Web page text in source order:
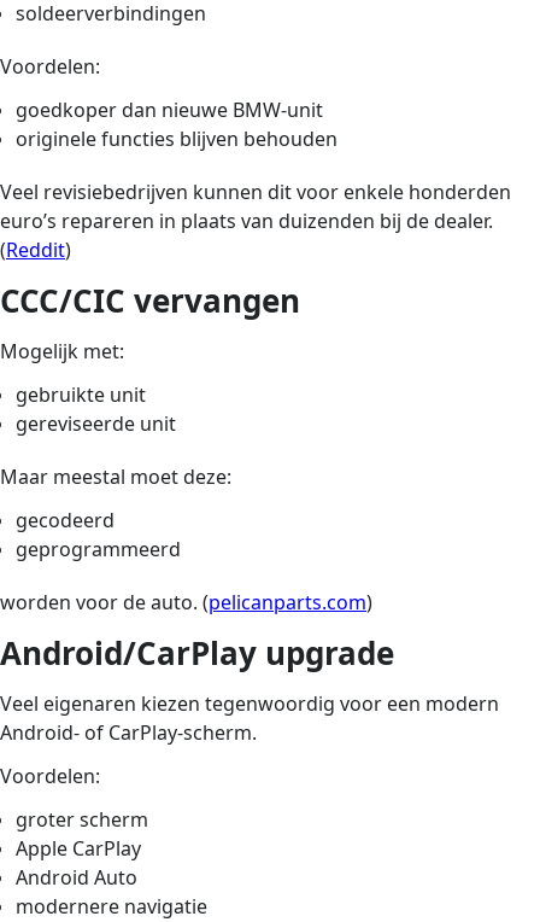
soldeerverbindingen
Voordelen:
goedkoper dan nieuwe BMW-unit
originele functies blijven behouden
Veel revisiebedrijven kunnen dit voor enkele honderden
euro’s repareren in plaats van duizenden bij de dealer.
(Reddit)
CCC/CIC vervangen
Mogelijk met:
gebruikte unit
gereviseerde unit
Maar meestal moet deze:
gecodeerd
geprogrammeerd
worden voor de auto. (pelicanparts.com)
Android/CarPlay upgrade
Veel eigenaren kiezen tegenwoordig voor een modern
Android- of CarPlay-scherm.
Voordelen:
groter scherm
Apple CarPlay
Android Auto
modernere navigatie